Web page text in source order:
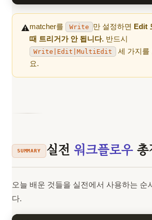
⚠️matcher를 Write 만 설정하면
Edit
때 트리거가 안 됩니다. 반드시
Write|Edit|MultiEdit
세 가지를
요.
SUMMARY 실전 워크플로우총
오늘 배운 것들을 실전에서 사용하는 순
다.